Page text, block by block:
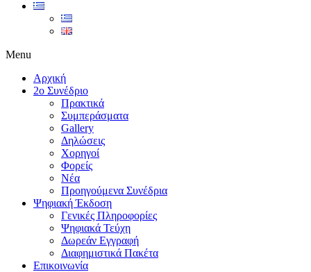
Menu
Αρχική
2ο Συνέδριο
Πρακτικά
Συμπεράσματα
Gallery
Δηλώσεις
Χορηγοί
Φορείς
Νέα
Προηγούμενα Συνέδρια
Ψηφιακή Έκδοση
Γενικές Πληροφορίες
Ψηφιακά Τεύχη
Δωρεάν Εγγραφή
Διαφημιστικά Πακέτα
Επικοινωνία